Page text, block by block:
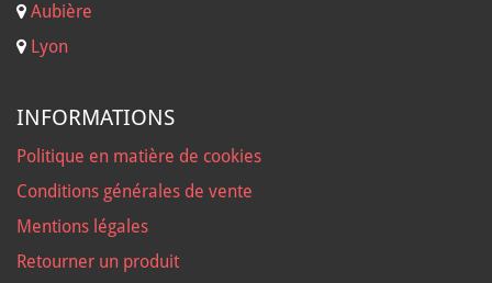
Aubière
Lyon
INFORMATIONS
Politique en matière de cookies
Conditions générales de vente
Mentions légales
Retourner un produit